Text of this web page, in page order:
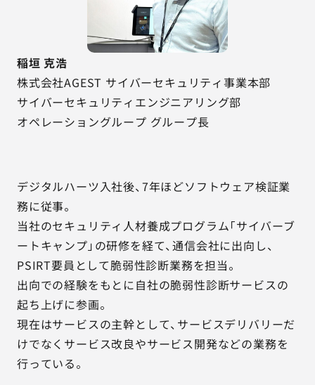
稲垣 克浩
株式会社AGEST サイバーセキュリティ事業本部
サイバーセキュリティエンジニアリング部
オペレーショングループ グループ長
デジタルハーツ入社後、7年ほどソフトウェア検証業
務に従事。
当社のセキュリティ人材養成プログラム「サイバーブ
ートキャンプ」の研修を経て、通信会社に出向し、
PSIRT要員として脆弱性診断業務を担当。
出向での経験をもとに自社の脆弱性診断サービスの
起ち上げに参画。
現在はサービスの主幹として、サービスデリバリーだ
けでなくサービス改良やサービス開発などの業務を
行っている。